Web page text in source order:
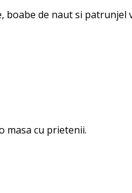
boabe de naut si patrunjel
masa cu prietenii.